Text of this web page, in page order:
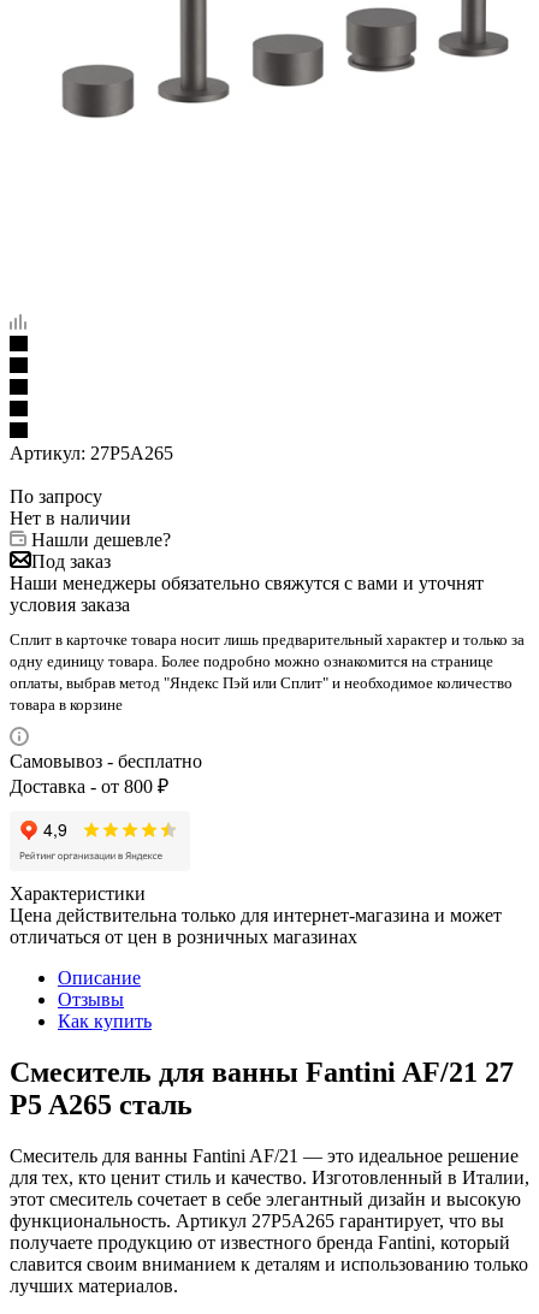
Артикул: 27P5A265
По запросу
Нет в наличии
Нашли дешевле?
Под заказ
Наши менеджеры обязательно свяжутся с вами и уточнят
условия заказа
Сплит в карточке товара носит лишь предварительный характер и только за
одну единицу товара. Более подробно можно ознакомится на странице
оплаты, выбрав метод "Яндекс Пэй или Сплит" и необходимое количество
товара в корзине
Самовывоз - бесплатно
Доставка - от 800 ₽
Характеристики
Цена действительна только для интернет-магазина и может
отличаться от цен в розничных магазинах
Описание
Отзывы
Как купить
Смеситель для ванны Fantini AF/21 27
P5 A265 сталь
Смеситель для ванны Fantini AF/21 — это идеальное решение
для тех, кто ценит стиль и качество. Изготовленный в Италии,
этот смеситель сочетает в себе элегантный дизайн и высокую
функциональность. Артикул 27P5A265 гарантирует, что вы
получаете продукцию от известного бренда Fantini, который
славится своим вниманием к деталям и использованию только
лучших материалов.